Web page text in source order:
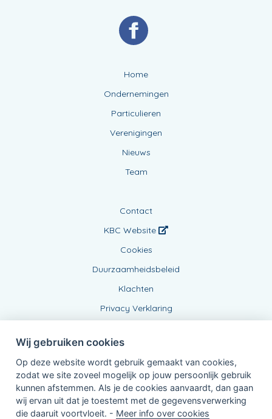
Home
Ondernemingen
Particulieren
Verenigingen
Nieuws
Team
Contact
KBC Website
Cookies
Duurzaamheidsbeleid
Klachten
Privacy Verklaring
Verbonden Agent, BE0452391667
Wij gebruiken cookies
Op deze website wordt gebruik gemaakt van cookies,
zodat we site zoveel mogelijk op jouw persoonlijk gebruik
kunnen afstemmen. Als je de cookies aanvaardt, dan gaan
wij ervan uit dat je toestemt met de gegevensverwerking
die daaruit voortvloeit. - Meer info over cookies